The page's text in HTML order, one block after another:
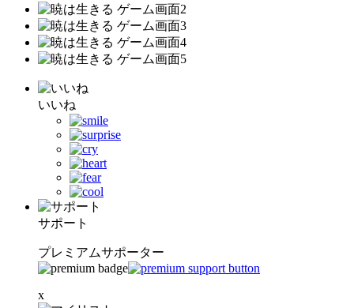
いいね
サポート
プレミアムサポーター
x